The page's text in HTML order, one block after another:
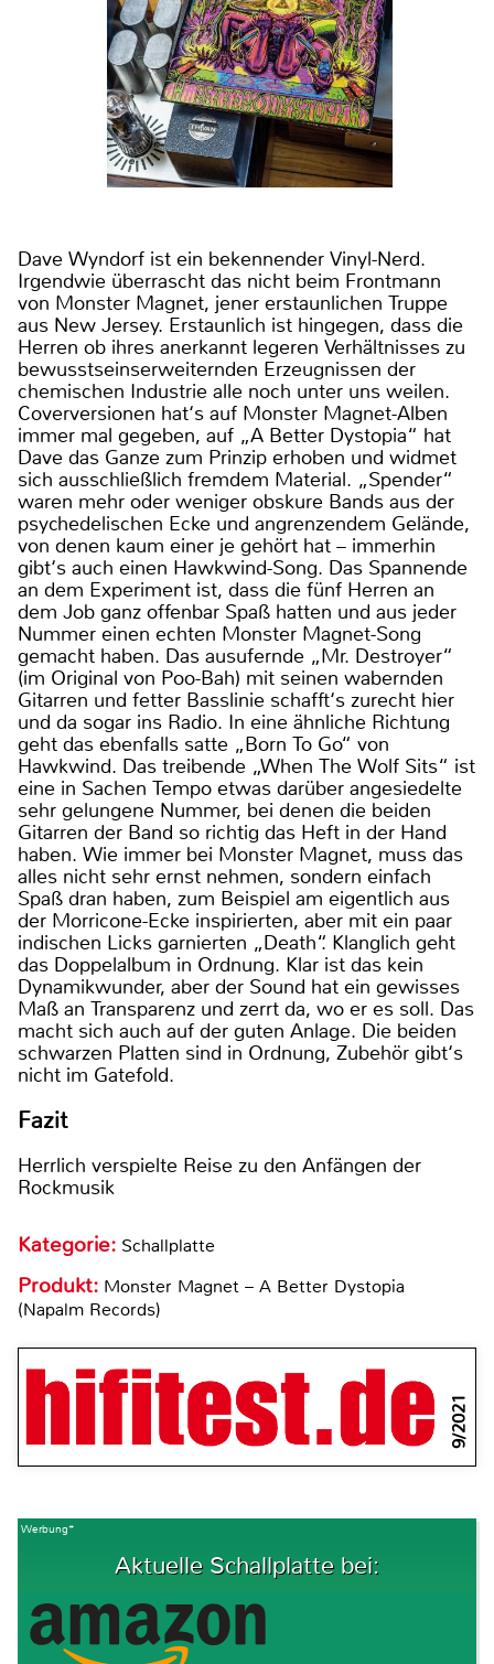
Dave Wyndorf ist ein bekennender Vinyl-Nerd.
Irgendwie überrascht das nicht beim Frontmann
von Monster Magnet, jener erstaunlichen Truppe
aus New Jersey. Erstaunlich ist hingegen, dass die
Herren ob ihres anerkannt legeren Verhältnisses zu
bewusstseinserweiternden Erzeugnissen der
chemischen Industrie alle noch unter uns weilen.
Coverversionen hat‘s auf Monster Magnet-Alben
immer mal gegeben, auf „A Better Dystopia“ hat
Dave das Ganze zum Prinzip erhoben und widmet
sich ausschließlich fremdem Material. „Spender“
waren mehr oder weniger obskure Bands aus der
psychedelischen Ecke und angrenzendem Gelände,
von denen kaum einer je gehört hat – immerhin
gibt‘s auch einen Hawkwind-Song. Das Spannende
an dem Experiment ist, dass die fünf Herren an
dem Job ganz offenbar Spaß hatten und aus jeder
Nummer einen echten Monster Magnet-Song
gemacht haben. Das ausufernde „Mr. Destroyer“
(im Original von Poo-Bah) mit seinen wabernden
Gitarren und fetter Basslinie schafft‘s zurecht hier
und da sogar ins Radio. In eine ähnliche Richtung
geht das ebenfalls satte „Born To Go“ von
Hawkwind. Das treibende „When The Wolf Sits“ ist
eine in Sachen Tempo etwas darüber angesiedelte
sehr gelungene Nummer, bei denen die beiden
Gitarren der Band so richtig das Heft in der Hand
haben. Wie immer bei Monster Magnet, muss das
alles nicht sehr ernst nehmen, sondern einfach
Spaß dran haben, zum Beispiel am eigentlich aus
der Morricone-Ecke inspirierten, aber mit ein paar
indischen Licks garnierten „Death“. Klanglich geht
das Doppelalbum in Ordnung. Klar ist das kein
Dynamikwunder, aber der Sound hat ein gewisses
Maß an Transparenz und zerrt da, wo er es soll. Das
macht sich auch auf der guten Anlage. Die beiden
schwarzen Platten sind in Ordnung, Zubehör gibt‘s
nicht im Gatefold.
Fazit
Herrlich verspielte Reise zu den Anfängen der
Rockmusik
Kategorie: Schallplatte
Produkt: Monster Magnet – A Better Dystopia
(Napalm Records)
9/2021
Werbung*
Aktuelle Schallplatte bei: